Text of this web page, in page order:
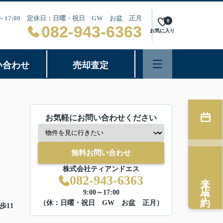
～17:00 定休日：日曜・祝日 GW お盆 正月
082-943-6363 お気に入り
0
合わせ 売却査定
11
お気軽にお問い合わせください
無料お問い合わせ
株式会社ティアンドエス
082-943-6363
9:00～17:00
（休：日曜・祝日 GW お盆 正月）
来店予約